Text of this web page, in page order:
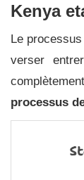
Kenya
Le
verser
processus